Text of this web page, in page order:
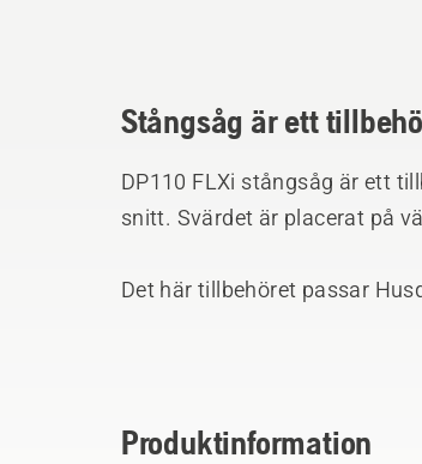
Stångsåg är ett
DP110 FLXi stångsåg är ett
snitt. Svärdet är placerat på
Det här tillbehöret passar
Produktinformation